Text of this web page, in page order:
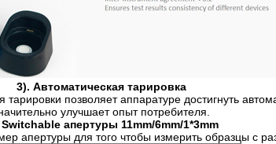
3). Автоматическая тарировка
позволяет аппаратуре достигнуть
улучшает опыт потребителя.
апертуры 11mm/6mm/1*3mm
апертуры для того чтобы измерить образцы с